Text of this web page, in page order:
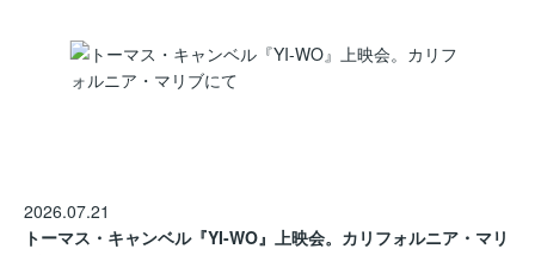
2026.07.21
トーマス・キャンベル『YI-WO』上映会。カリフォルニア・マリ